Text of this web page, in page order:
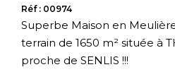
Réf : 00974
Superbe Maison en
terrain de 1650 m² située à
proche de SENLIS !!!